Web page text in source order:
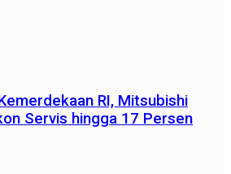
RI, Mitsubishi
Servis hingga 17 Persen